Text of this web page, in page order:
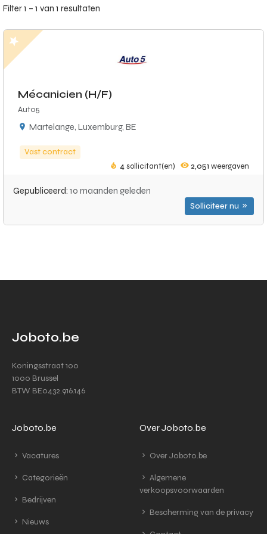
Filter 1 – 1 van 1 resultaten
Mécanicien (H/F)
Auto5
Martelange, Luxemburg, BE
Vast contract
4sollicitant(en) 2,051 weergaven
Gepubliceerd: 10 maanden geleden
Solliciteer nu
Joboto.be
Koningsstraat 100
1000 Brussel
BTW BE0432.916.146
Joboto.be
Vacatures
Categorieën
Bedrijven
Nieuws
Over Joboto.be
Over Joboto.be
Algemene
verkoopsvoorwaarden
Bescherming van de privacy